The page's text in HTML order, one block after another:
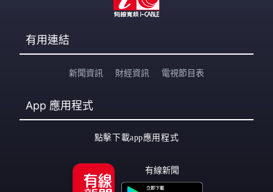
有用連結
新聞資訊 財經資訊 電視節目表
App 應用程式
點擊下載app應用程式
有線新聞